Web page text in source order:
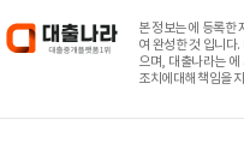
본 정보는에 등록한
여 완성한 것 입니다
으며, 대출나라는 에
조치에대해 책임을